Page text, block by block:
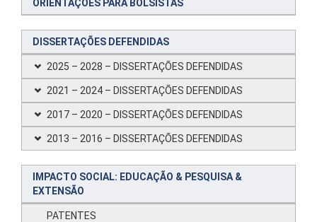
ORIENTAÇÕES PARA BOLSISTAS
DISSERTAÇÕES DEFENDIDAS
2025 – 2028 – DISSERTAÇÕES DEFENDIDAS
2021 – 2024 – DISSERTAÇÕES DEFENDIDAS
2017 – 2020 – DISSERTAÇÕES DEFENDIDAS
2013 – 2016 – DISSERTAÇÕES DEFENDIDAS
IMPACTO SOCIAL: EDUCAÇÃO & PESQUISA &
EXTENSÃO
PATENTES